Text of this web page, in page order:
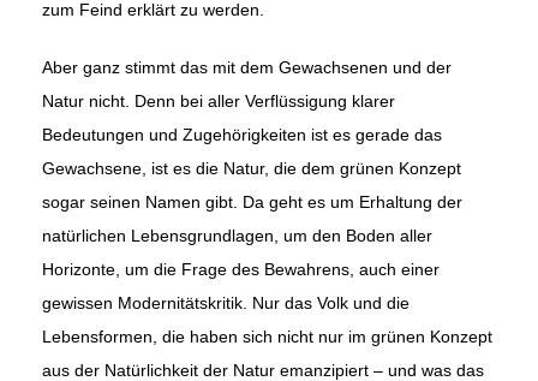
zum Feind erklärt zu werden.
Aber ganz stimmt das mit dem Gewachsenen und der
Natur nicht. Denn bei aller Verflüssigung klarer
Bedeutungen und Zugehörigkeiten ist es gerade das
Gewachsene, ist es die Natur, die dem grünen Konzept
sogar seinen Namen gibt. Da geht es um Erhaltung der
natürlichen Le­bensgrundlagen, um den Boden aller
Horizonte, um die Frage des Bewahrens, auch einer
gewissen Modernitätskritik. Nur das Volk und die
Lebensformen, die haben sich nicht nur im grünen Konzept
aus der Na­türlichkeit der Natur emanzipiert – und was das